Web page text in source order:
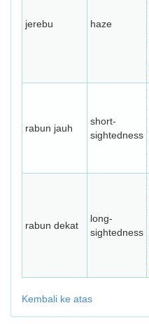
jerebu haze
rabun jauh
short-
sightedness
rabun dekat
long-
sightedness
Kembali ke atas